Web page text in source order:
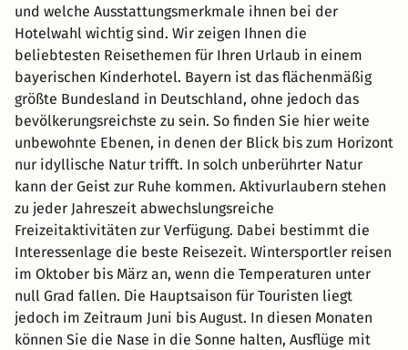
und welche Ausstattungsmerkmale ihnen bei der
Hotelwahl wichtig sind. Wir zeigen Ihnen die
beliebtesten Reisethemen für Ihren Urlaub in einem
bayerischen Kinderhotel. Bayern ist das flächenmäßig
größte Bundesland in Deutschland, ohne jedoch das
bevölkerungsreichste zu sein. So finden Sie hier weite
unbewohnte Ebenen, in denen der Blick bis zum Horizont
nur idyllische Natur trifft. In solch unberührter Natur
kann der Geist zur Ruhe kommen. Aktivurlaubern stehen
zu jeder Jahreszeit abwechslungsreiche
Freizeitaktivitäten zur Verfügung. Dabei bestimmt die
Interessenlage die beste Reisezeit. Wintersportler reisen
im Oktober bis März an, wenn die Temperaturen unter
null Grad fallen. Die Hauptsaison für Touristen liegt
jedoch im Zeitraum Juni bis August. In diesen Monaten
können Sie die Nase in die Sonne halten, Ausflüge mit